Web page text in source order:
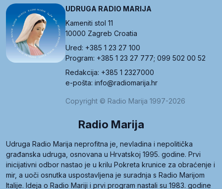
UDRUGA RADIO MARIJA
Kameniti stol 11
10000 Zagreb Croatia
Ured: +385 1 23 27 100
Program: +385 1 23 27 777; 099 502 00 52
Redakcija: +385 1 2327000
e-pošta: info@radiomarija.hr
Copyright © Radio Marija 1997-2026
Radio Marija
Udruga Radio Marija neprofitna je, nevladina i nepolitička
građanska udruga, osnovana u Hrvatskoj 1995. godine. Prvi
inicijativni odbor nastao je u krilu Pokreta krunice za obraćenje i
mir, a uoči osnutka uspostavljena je suradnja s Radio Marijom
Italije. Ideja o Radio Mariji i prvi program nastali su 1983. godine